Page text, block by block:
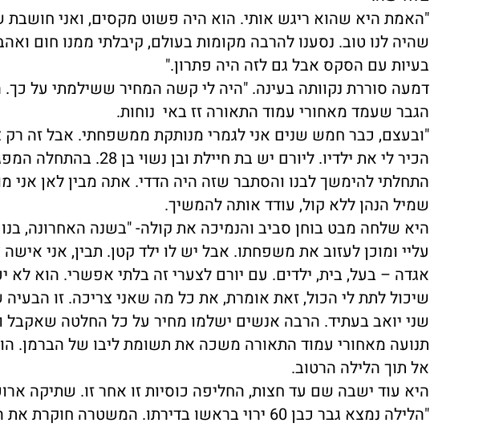
"האמת היא שהוא ריגש אותי. הוא היה פשוט מקסים, ואני חושבת
שהיה לנו טוב. נסענו להרבה מקומות בעולם, קיבלתי ממנו חום
בעיות עם הסקס אבל גם לזה היה פתרון."
דמעה סוררת נקוותה בעינה. "היה לי קשה המחיר ששילמתי על כך.
הגבר שעמד מאחורי עמוד התאורה זז באי נוחות.
"ובעצם, כבר חמש שנים אני לגמרי מנותקת ממשפחתי. אבל זה רק
הכיר לי את ילדיו. ליורם יש
התחלתי להימשך לבנו והסתבר שזה היה הדדי. אתה מבין לאן אני
שמיל הנהן ללא קול, עודד אותה להמשיך.
היא שלחה מבט בוחן סביב והנמיכה את קולה- "בשנה האחרונה,
עליי ומוכן לעזוב את משפחתו. אבל יש לו ילד קטן. תבין, אני
אגדה – בעל, בית, ילדים. עם יורם לצערי זה בלתי אפשרי. הוא לא
שיכול לתת לי הכול, זאת אומרת, את כל מה שאני צריכה. זו
שני יואב בעתיד. הרבה אנשים ישלמו מחיר על כל החלטה שאקבל
תנועה מאחורי עמוד התאורה משכה את תשומת ליבו של הברמן.
אל תוך הלילה הרטוב.
היא עוד ישבה שם עד חצות, החליפה כוסיות זו אחר זו. שתיקה
"הלילה נמצא גבר כבן 60 ירוי בראשו בדירתו. המשטרה חוקרת את האירוע."